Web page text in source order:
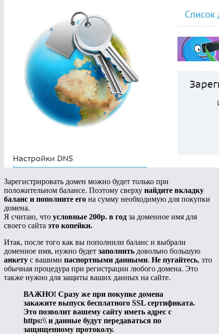
Зарегистрировать домен можно будет только при
положительном балансе. Поэтому сверху найдите вкладку
баланс и пополните его на сумму необходимую для покупки
домена.
Я считаю, что условные 200р. в год за доменное имя для
своего сайта это копейки.
Итак, после того как вы пополнили баланс и выбрали
доменное имя, нужно будет заполнить довольно большую
анкету с вашими паспортными данными. Не пугайтесь, это
обычная процедура при регистрации любого домена. Это
также нужно для защиты ваших данных на сайте.
ВАЖНО! Сразу же при покупке домена
закажите выпуск бесплатного SSL сертификата.
Это позволит вашему сайту иметь адрес с
https:\\ и данные будут передаваться по
защищенному протоколу.